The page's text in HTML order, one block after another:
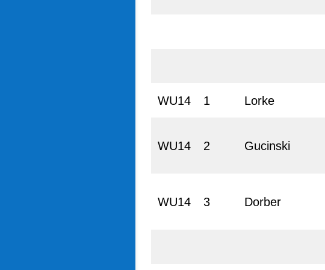
WU14 1 Lorke
WU14 2 Gucinski
WU14 3 Dorber